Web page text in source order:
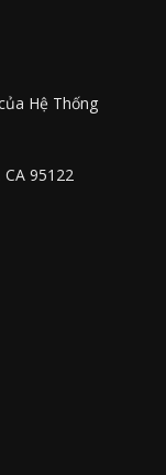
Hệ Thống
95122